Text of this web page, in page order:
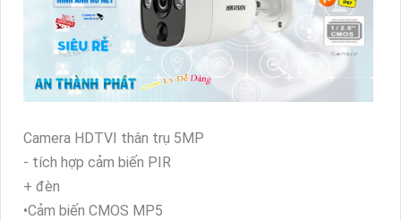
Camera HDTVI thân trụ 5MP
- tích hợp cảm biến PIR
+ đèn
•Cảm biến CMOS MP5